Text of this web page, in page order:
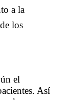
a la
los
el
Así